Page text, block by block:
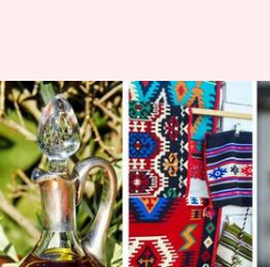
5 suvenir kaya
dibawa kembali
menulis Taufiq Al Jufri Apr 19, 2023
Apa ceritanya